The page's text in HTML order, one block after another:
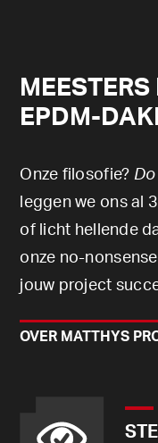
MEESTERS
EPDM-
Onze filosofie?
leggen we ons al
of licht hellende
onze no-
jouw project
OVER MATTHYS